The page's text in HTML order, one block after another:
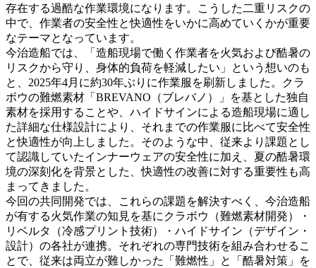
存在する過酷な作業環境になります。こうした二重リスクの
中で、作業者の安全性と快適性をいかに高めていくかが重要
なテーマとなっています。
今治造船では、「造船現場で働く作業者を火気および酷暑の
リスクから守り、身体的負荷を軽減したい」という想いのも
と、2025年4月に約30年ぶりに作業服を刷新しました。クラ
ボウの難燃素材「BREVANO（ブレバノ）」を基とした独自
素材を採用することや、ハイドサインによる造船現場に適し
た詳細な仕様設計により、それまでの作業服に比べて安全性
と快適性が向上しました。そのような中、従来より課題とし
て認識していたインナーウェアの安全性に加え、夏の酷暑環
境の深刻化を背景とした、快適性の改善に対する重要性も高
まってきました。
今回の共同開発では、これらの課題を解決すべく、今治造船
が有する火気作業の知見を基にクラボウ（難燃素材開発）・
リベルタ（冷感プリント技術）・ハイドサイン（デザイン・
設計）の各社が連携。それぞれの専門技術を組み合わせるこ
とで、従来は両立が難しかった「難燃性」と「酷暑対策」を